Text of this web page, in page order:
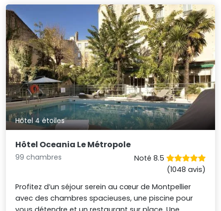
Hôtel 4 étoiles
Hôtel Oceania Le Métropole
99 chambres
Noté 8.5
(1048 avis)
Profitez d’un séjour serein au cœur de Montpellier
avec des chambres spacieuses, une piscine pour